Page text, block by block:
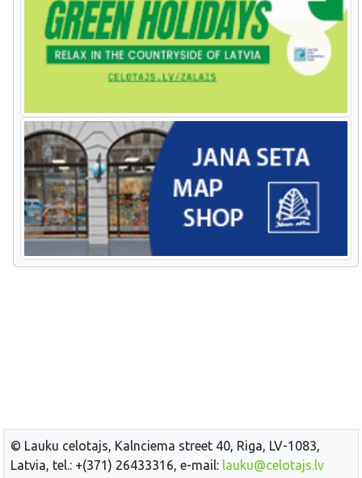
© Lauku celotajs, Kalnciema street 40, Riga, LV-1083,
Latvia, tel.: +(371) 26433316, e-mail: lauku@celotajs.lv